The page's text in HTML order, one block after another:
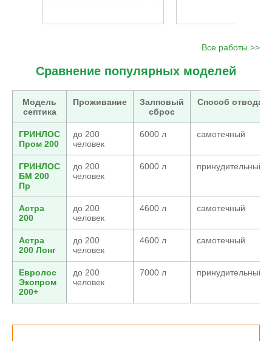
Все работы >>
Сравнение популярных моделей
Модель
септика
Проживание
Залповый
сброс
Способ отвода
ГРИНЛОС
Пром 200
до 200
человек
6000 л самотечный
ГРИНЛОС
БМ 200
Пр
до 200
человек
6000 л принудительный
Астра
200
до 200
человек
4600 л самотечный
Астра
200 Лонг
до 200
человек
4600 л самотечный
Евролос
Экопром
200+
до 200
человек
7000 л принудительный